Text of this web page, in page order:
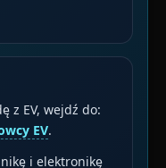
z EV, wejdź do:
EV.
i elektronikę